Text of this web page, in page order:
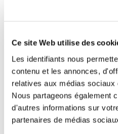
Ce site Web utilise des
Les identifiants nous
contenu et les annonces,
relatives aux médias
Nous partageons également
d'autres informations sur
partenaires de médias
(j'essui erai, tu essu eras, ...).
Les verbes envoyer et
et au conditionnel présent.
enverras,il enverra, ...
Les verbes en eler et eter